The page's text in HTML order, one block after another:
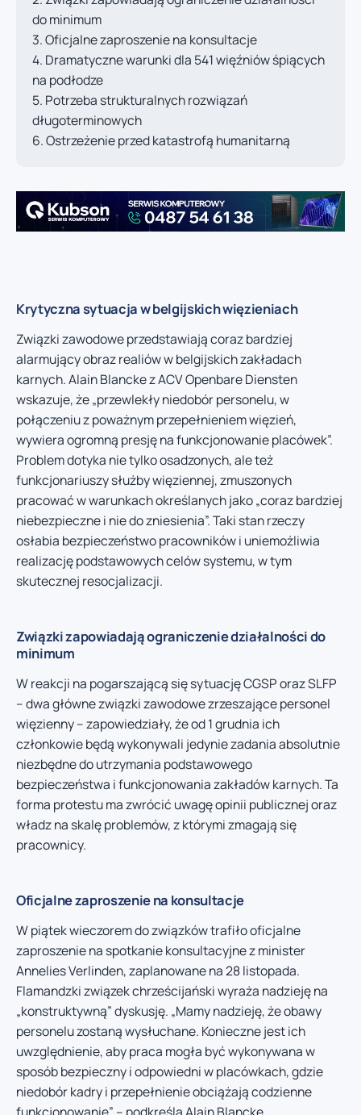
do minimum
Oficjalne zaproszenie na konsultacje
Dramatyczne warunki dla 541 więźniów śpiących
na podłodze
Potrzeba strukturalnych rozwiązań
długoterminowych
Ostrzeżenie przed katastrofą humanitarną
Krytyczna sytuacja w belgijskich więzieniach
Związki zawodowe przedstawiają coraz bardziej
alarmujący obraz realiów w belgijskich zakładach
karnych. Alain Blancke z ACV Openbare Diensten
wskazuje, że „przewlekły niedobór personelu, w
połączeniu z poważnym przepełnieniem więzień,
wywiera ogromną presję na funkcjonowanie placówek”.
Problem dotyka nie tylko osadzonych, ale też
funkcjonariuszy służby więziennej, zmuszonych
pracować w warunkach określanych jako „coraz bardziej
niebezpieczne i nie do zniesienia”. Taki stan rzeczy
osłabia bezpieczeństwo pracowników i uniemożliwia
realizację podstawowych celów systemu, w tym
skutecznej resocjalizacji.
Związki zapowiadają ograniczenie działalności do
minimum
W reakcji na pogarszającą się sytuację CGSP oraz SLFP
– dwa główne związki zawodowe zrzeszające personel
więzienny – zapowiedziały, że od 1 grudnia ich
członkowie będą wykonywali jedynie zadania absolutnie
niezbędne do utrzymania podstawowego
bezpieczeństwa i funkcjonowania zakładów karnych. Ta
forma protestu ma zwrócić uwagę opinii publicznej oraz
władz na skalę problemów, z którymi zmagają się
pracownicy.
Oficjalne zaproszenie na konsultacje
W piątek wieczorem do związków trafiło oficjalne
zaproszenie na spotkanie konsultacyjne z minister
Annelies Verlinden, zaplanowane na 28 listopada.
Flamandzki związek chrześcijański wyraża nadzieję na
„konstruktywną” dyskusję. „Mamy nadzieję, że obawy
personelu zostaną wysłuchane. Konieczne jest ich
uwzględnienie, aby praca mogła być wykonywana w
sposób bezpieczny i odpowiedni w placówkach, gdzie
niedobór kadry i przepełnienie obciążają codzienne